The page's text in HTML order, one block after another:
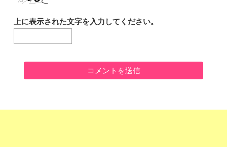
上に表示された文字を入力してください。